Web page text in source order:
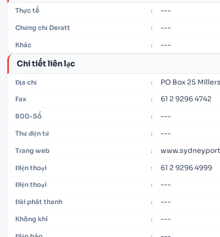
Thực tế : ---
Chứng chỉ Deratt : ---
Khác : ---
Chi tiết liên lạc
Địa chỉ : PO Box 25
Fax : 61 2 9296 4742
800-Số : ---
Thư điện tử : ---
Trang web :
Điện thoại : 61 2 9296 4999
Điện thoại : ---
Đài phát thanh : ---
Không khí : ---